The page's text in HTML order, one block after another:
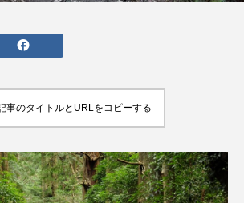
事のタイトルとURLをコピーする